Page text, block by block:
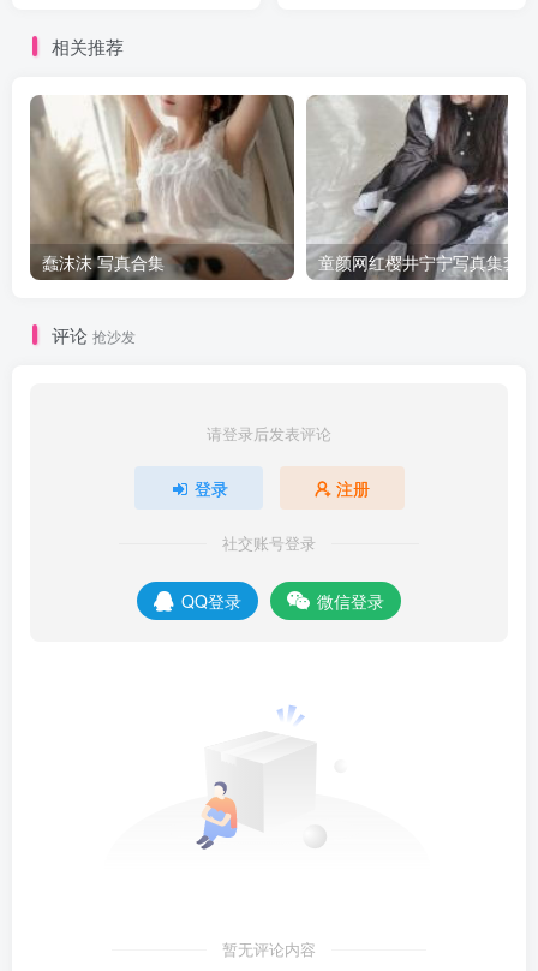
相关推荐
蠢沫沫 写真合集 童颜网红樱井宁宁写真集套图
评论 抢沙发
请登录后发表评论
登录 注册
社交账号登录
QQ登录 微信登录
暂无评论内容